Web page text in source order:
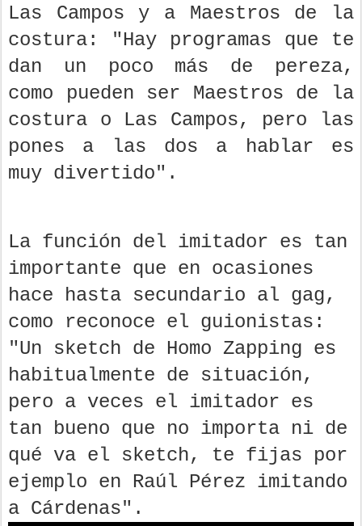
Las Campos y a Maestros de la
costura: "Hay programas que te
dan un poco más de pereza,
como pueden ser Maestros de la
costura o Las Campos, pero las
pones a las dos a hablar es
muy divertido".
La función del imitador es tan
importante que en ocasiones
hace hasta secundario al gag,
como reconoce el guionistas:
"Un sketch de Homo Zapping es
habitualmente de situación,
pero a veces el imitador es
tan bueno que no importa ni de
qué va el sketch, te fijas por
ejemplo en Raúl Pérez imitando
a Cárdenas".